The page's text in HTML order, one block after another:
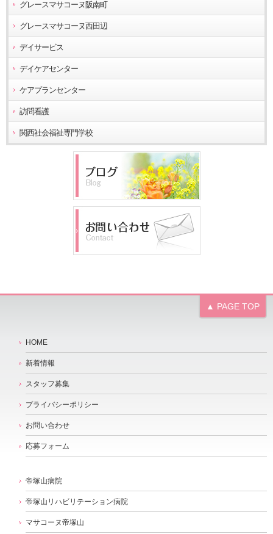
グレースマサコーヌ阪南町
グレースマサコーヌ西田辺
デイサービス
デイケアセンター
ケアプランセンター
訪問看護
関西社会福祉専門学校
▲ PAGE TOP
HOME
新着情報
スタッフ募集
プライバシーポリシー
お問い合わせ
応募フォーム
帝塚山病院
帝塚山リハビリテーション病院
マサコーヌ帝塚山